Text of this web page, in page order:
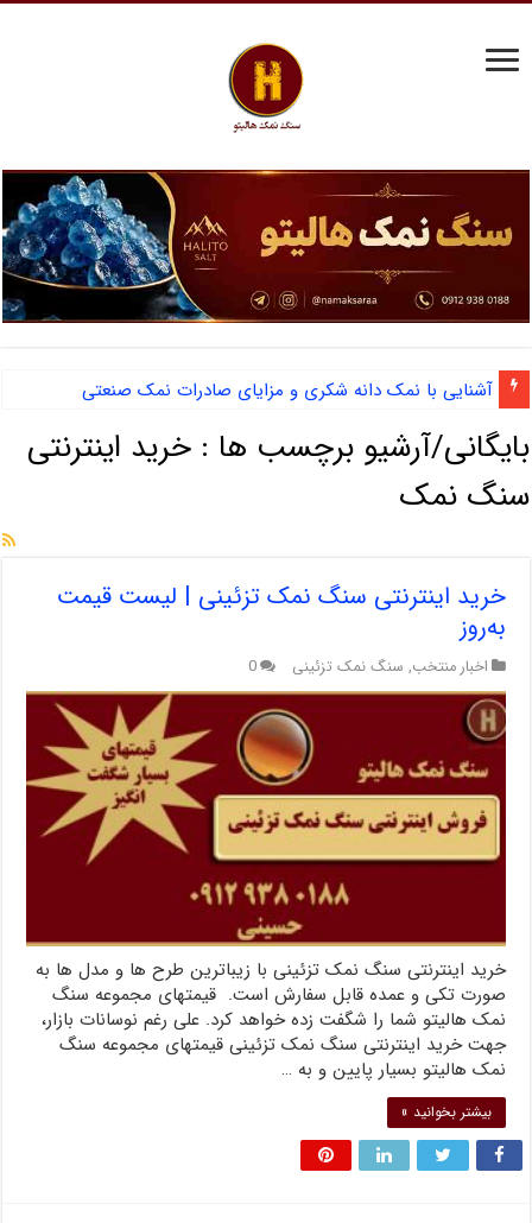
آشنایی با نمک دانه شکری و مزایای صادرات نمک صنعتی
بایگانی/آرشیو برچسب ها : خرید اینترنتی
سنگ نمک
خرید اینترنتی سنگ نمک تزئینی | لیست قیمت
به‌روز
اخبار منتخب, سنگ نمک تزئینی 0
خرید اینترنتی سنگ نمک تزئینی با زیباترین طرح ها و مدل ها به
صورت تکی و عمده قابل سفارش است. قیمتهای مجموعه سنگ
نمک هالیتو شما را شگفت زده خواهد کرد. علی رغم نوسانات بازار،
جهت خرید اینترنتی سنگ نمک تزئینی قیمتهای مجموعه سنگ
نمک هالیتو بسیار پایین و به …
بیشتر بخوانید »